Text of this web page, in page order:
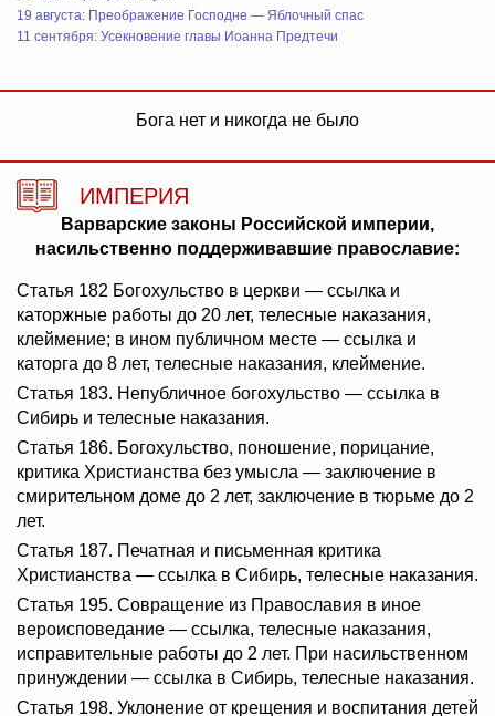
19 августа: Преображение Господне — Яблочный спас
11 сентября: Усекновение главы Иоанна Предтечи
Бога нет и никогда не было
ИМПЕРИЯ
Варварские законы Российской империи,
насильственно поддерживавшие православие:
Статья 182 Богохульство в церкви — ссылка и
каторжные работы до 20 лет, телесные наказания,
клеймение; в ином публичном месте — ссылка и
каторга до 8 лет, телесные наказания, клеймение.
Статья 183. Непубличное богохульство — ссылка в
Сибирь и телесные наказания.
Статья 186. Богохульство, поношение, порицание,
критика Христианства без умысла — заключение в
смирительном доме до 2 лет, заключение в тюрьме до 2
лет.
Статья 187. Печатная и письменная критика
Христианства — ссылка в Сибирь, телесные наказания.
Статья 195. Совращение из Православия в иное
вероисповедание — ссылка, телесные наказания,
исправительные работы до 2 лет. При насильственном
принуждении — ссылка в Сибирь, телесные наказания.
Статья 198. Уклонение от крещения и воспитания детей